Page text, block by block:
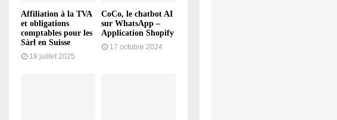
Affiliation à la TVA
et obligations
comptables pour les
Sàrl en Suisse
18 juillet 2025
CoCo, le chatbot AI
sur WhatsApp –
Application Shopify
17 octobre 2024